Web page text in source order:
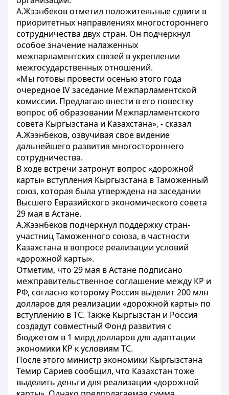
А.Жээнбеков отметил положительные сдвиги в
приоритетных направлениях многостороннего
сотрудничества двух стран. Он подчеркнул
особое значение налаженных
межпарламентских связей в укреплении
межгосударственных отношений.
«Мы готовы провести осенью этого года
очередное IV заседание Межпарламентской
комиссии. Предлагаю внести в его повестку
вопрос об образовании Межпарламентского
совета Кыргызстана и Казахстана», - сказал
А.Жээнбеков, озвучивая свое видение
дальнейшего развития многостороннего
сотрудничества.
В ходе встречи затронут вопрос «дорожной
карты» вступления Кыргызстана в Таможенный
союз, которая была утверждена на заседании
Высшего Евразийского экономического совета
29 мая в Астане.
А.Жээнбеков подчеркнул поддержку стран-
участниц Таможенного союза, в частности
Казахстана в вопросе реализации условий
«дорожной карты».
Отметим, что 29 мая в Астане подписано
межправительственное соглашение между КР и
РФ, согласно которому Россия выделит 200 млн
долларов для реализации «дорожной карты» по
вступлению в ТС. Также Кыргызстан и Россия
создадут совместный Фонд развития с
бюджетом в 1 млрд долларов для адаптации
экономики КР к условиям ТС.
После этого министр экономики Кыргызстана
Темир Сариев сообщил, что Казахстан тоже
выделить деньги для реализации «дорожной